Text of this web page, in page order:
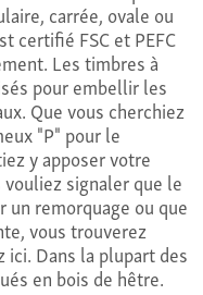
carrée, ovale ou
certifié FSC et PEFC
Les timbres à
pour embellir les
Que vous cherchiez
"P" pour le
y apposer votre
signaler que le
remorquage ou que
vous trouverez
Dans la plupart des
en bois de hêtre.